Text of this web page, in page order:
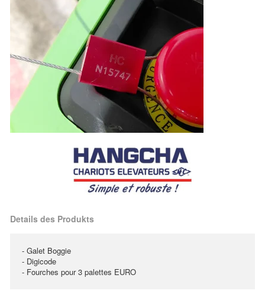
Details des Produkts
- Galet Boggie
- Digicode
- Fourches pour 3 palettes EURO